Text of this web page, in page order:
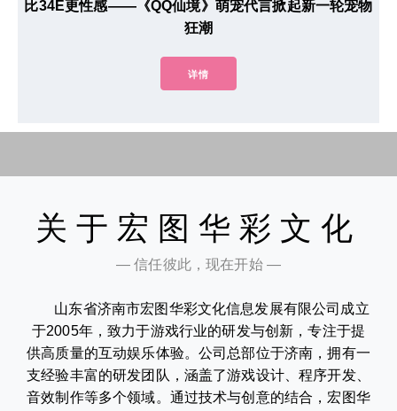
比34E更性感——《QQ仙境》萌宠代言掀起新一轮宠物
狂潮
详情
关于宏图华彩文化
— 信任彼此，现在开始 —
山东省济南市宏图华彩文化信息发展有限公司成立
于2005年，致力于游戏行业的研发与创新，专注于提
供高质量的互动娱乐体验。公司总部位于济南，拥有一
支经验丰富的研发团队，涵盖了游戏设计、程序开发、
音效制作等多个领域。通过技术与创意的结合，宏图华